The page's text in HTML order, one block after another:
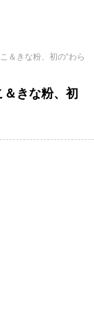
＆きな粉、初の“わら
＆きな粉、初